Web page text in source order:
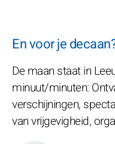
En voor je
De maan staat in
minuut/minuten:
verschijningen,
van vrijgevigheid,